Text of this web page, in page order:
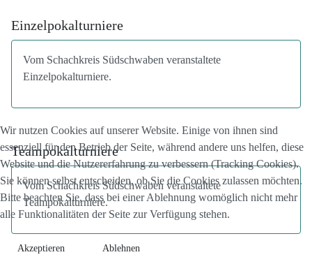
Einzelpokalturniere
Vom Schachkreis Südschwaben veranstaltete
Einzelpokalturniere.
Teampokalturniere
Vom Schachkreis Südschwaben veranstaltete
Teampokalturniere.
Wir nutzen Cookies auf unserer Website. Einige von ihnen sind
essenziell für den Betrieb der Seite, während andere uns helfen, diese
Website und die Nutzererfahrung zu verbessern (Tracking Cookies).
Sie können selbst entscheiden, ob Sie die Cookies zulassen möchten.
Bitte beachten Sie, dass bei einer Ablehnung womöglich nicht mehr
alle Funktionalitäten der Seite zur Verfügung stehen.
Akzeptieren Ablehnen